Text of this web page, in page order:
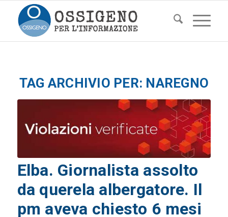
TAG ARCHIVIO PER: NAREGNO
Elba. Giornalista assolto
da querela albergatore. Il
pm aveva chiesto 6 mesi